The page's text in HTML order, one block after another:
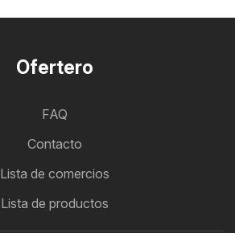
Ofertero
FAQ
Contacto
Lista de comercios
Lista de productos